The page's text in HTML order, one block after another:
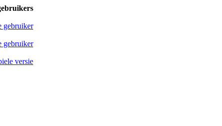
gebruiker
gebruiker
versie